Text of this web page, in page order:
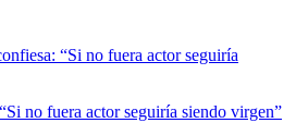
no fuera actor seguiría siendo virgen”